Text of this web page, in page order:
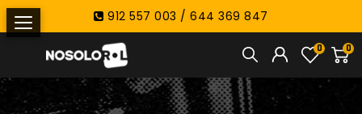
912 557 003 / 644 369 847
0
0